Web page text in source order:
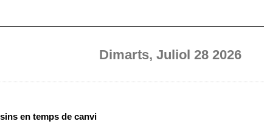
Dimarts, Juliol 28 2026
en temps de canvi